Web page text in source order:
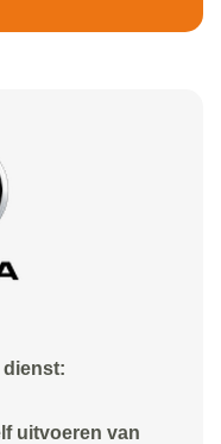
dienst:
uitvoeren van